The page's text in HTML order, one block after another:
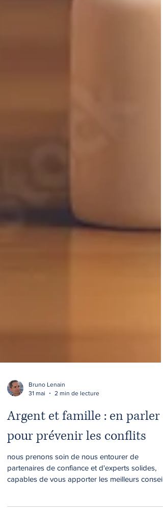
2 min de lecture
Argent et famille : en parler
pour prévenir les conflits
nous prenons soin de nous entourer de
partenaires de confiance et d'experts solides,